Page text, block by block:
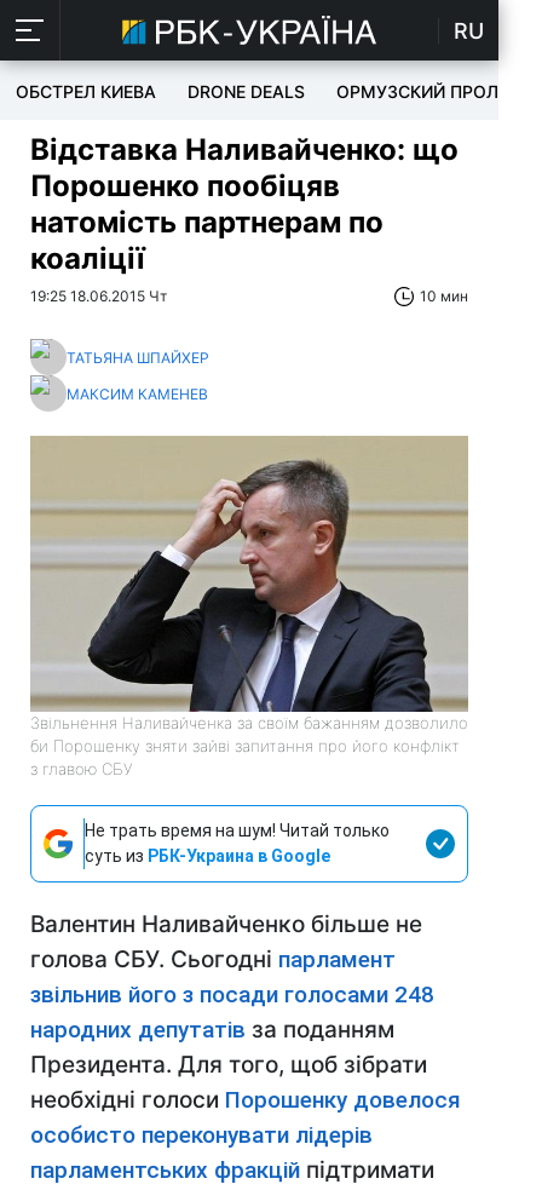
RU
ОБСТРЕЛ КИЕВА DRONE DEALS ОРМУЗСКИЙ ПРОЛИВ
Відставка Наливайченко: що
Порошенко пообіцяв
натомість партнерам по
коаліції
19:25 18.06.2015 Чт 10 мин
ТАТЬЯНА ШПАЙХЕР
МАКСИМ КАМЕНЕВ
Звільнення Наливайченка за своїм бажанням дозволило
би Порошенку зняти зайві запитання про його конфлікт
з главою СБУ
Не трать время на шум! Читай только
суть из РБК-Украина в Google
Валентин Наливайченко більше не
голова СБУ. Сьогодні парламент
звільнив його з посади голосами 248
народних депутатів за поданням
Президента. Для того, щоб зібрати
необхідні голоси Порошенку довелося
особисто переконувати лідерів
парламентських фракцій підтримати